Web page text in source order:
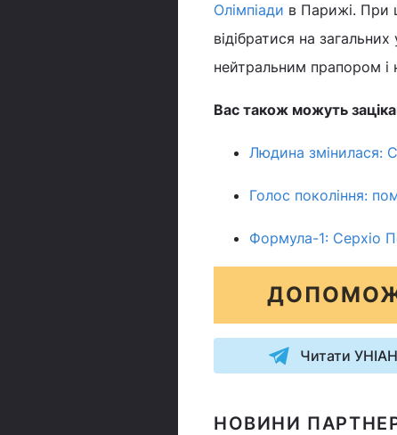
Олімпіади в Парижі. При
відібратися на
нейтральним прапором і
Вас також можуть
Людина змінилася:
Голос покоління:
Формула-1: Серхіо
Читати
НОВИНИ